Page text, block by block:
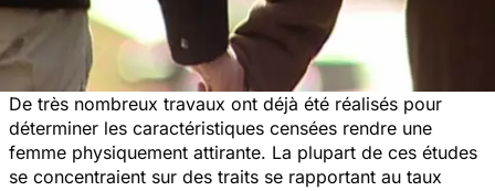
De très nombreux travaux ont déjà été réalisés pour
déterminer les caractéristiques censées rendre une
femme physiquement attirante. La plupart de ces études
se concentraient sur des traits se rapportant au taux